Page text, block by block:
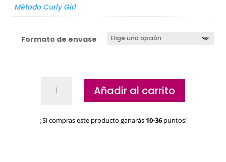
Método Curly Girl
Formato de envase
Denman
cantidad
Añadir al carrito
¡ Si compras este producto ganarás 10-36 puntos!